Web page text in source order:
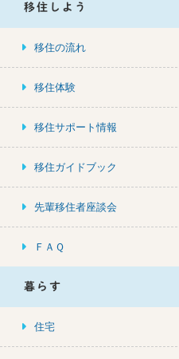
移住しよう
移住の流れ
移住体験
移住サポート情報
移住ガイドブック
先輩移住者座談会
ＦＡＱ
暮らす
住宅